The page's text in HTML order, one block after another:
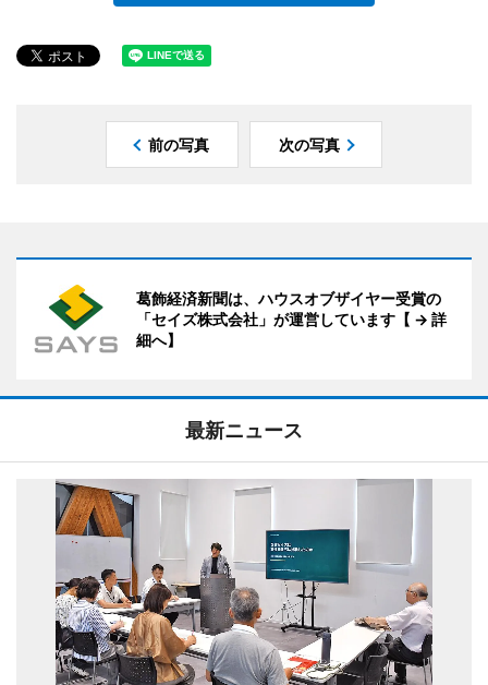
前の写真 次の写真
葛飾経済新聞は、ハウスオブザイヤー受賞の
「セイズ株式会社」が運営しています【 → 詳
細へ】
最新ニュース